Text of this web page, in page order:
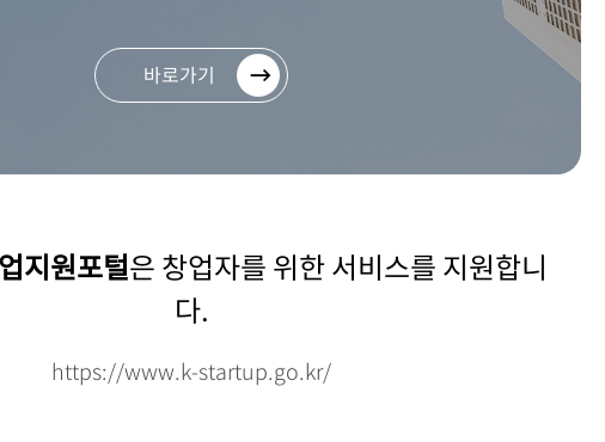
바로가기
지원포털은 창업자를 위한서비스를 지원합니
다.
https://www.k-startup.go.kr/